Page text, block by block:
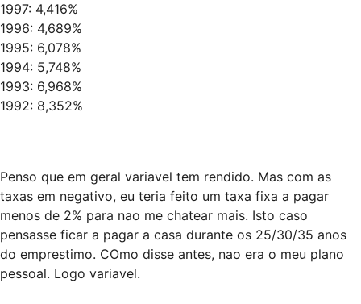
1997: 4,416%
1996: 4,689%
1995: 6,078%
1994: 5,748%
1993: 6,968%
1992: 8,352%
Penso que em geral variavel tem rendido. Mas com as
taxas em negativo, eu teria feito um taxa fixa a pagar
menos de 2% para nao me chatear mais. Isto caso
pensasse ficar a pagar a casa durante os 25/30/35 anos
do emprestimo. COmo disse antes, nao era o meu plano
pessoal. Logo variavel.